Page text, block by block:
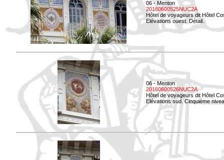
06 - Menton
20160600525NUC2A
Hôtel de voyageurs dit Hôtel
Elévations ouest. Détail.
06 - Menton
20160600526NUC2A
Hôtel de voyageurs dit Hôtel
Elévations sud. Cinquième